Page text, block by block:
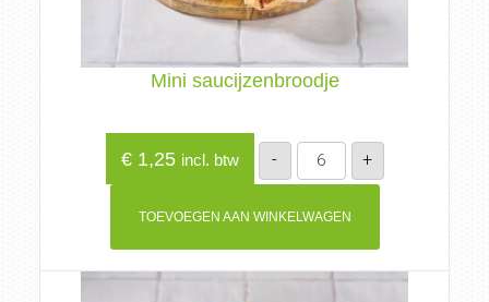
Mini saucijzenbroodje
€1,25 incl. btw -
Mini
saucijzenbroodje
aantal
+
TOEVOEGEN AAN WINKELWAGEN